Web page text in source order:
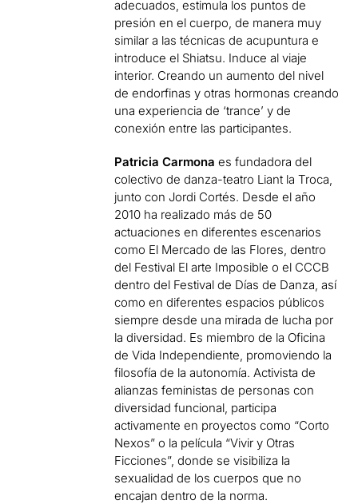
adecuados, estimula los puntos de
presión en el cuerpo, de manera muy
similar a las técnicas de acupuntura e
introduce el Shiatsu. Induce al viaje
interior. Creando un aumento del nivel
de endorfinas y otras hormonas creando
una experiencia de ‘trance’ y de
conexión entre las participantes.
Patricia Carmona es fundadora del
colectivo de danza-teatro Liant la Troca,
junto con Jordi Cortés. Desde el año
2010 ha realizado más de 50
actuaciones en diferentes escenarios
como El Mercado de las Flores, dentro
del Festival El arte Imposible o el CCCB
dentro del Festival de Días de Danza, así
como en diferentes espacios públicos
siempre desde una mirada de lucha por
la diversidad. Es miembro de la Oficina
de Vida Independiente, promoviendo la
filosofía de la autonomía. Activista de
alianzas feministas de personas con
diversidad funcional, participa
activamente en proyectos como “Corto
Nexos” o la película “Vivir y Otras
Ficciones”, donde se visibiliza la
sexualidad de los cuerpos que no
encajan dentro de la norma.